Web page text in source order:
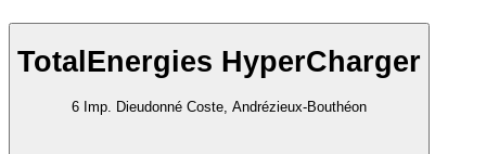
TotalEnergies HyperCharger
6 Imp. Dieudonné Coste, Andrézieux-Bouthéon